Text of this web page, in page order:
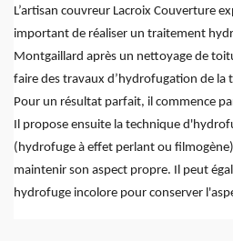
L’artisan couvreur Lacroix Couverture
important de réaliser un traitement
Montgaillard après un nettoyage de
faire des travaux d’hydrofugation de la
Pour un résultat parfait, il commence
Il propose ensuite la technique
(hydrofuge à effet perlant ou
maintenir son aspect propre. Il peut
hydrofuge incolore pour conserver